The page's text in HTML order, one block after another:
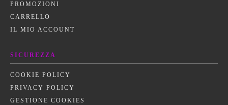
PROMOZIONI
CARRELLO
IL MIO ACCOUNT
SICUREZZA
COOKIE POLICY
PRIVACY POLICY
GESTIONE COOKIES